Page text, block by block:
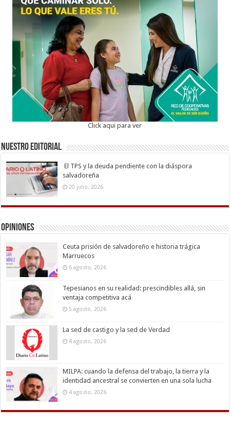
Click aqui para ver
Nuestro Editorial
El TPS y la deuda pendiente con la diáspora
salvadoreña
20 julio, 2026
Opiniones
Ceuta prisión de salvadoreño e historia trágica
Marruecos
6 agosto, 2026
Tepesianos en su realidad: prescindibles allá, sin
ventaja competitiva acá
5 agosto, 2026
La sed de castigo y la sed de Verdad
4 agosto, 2026
MILPA: cuando la defensa del trabajo, la tierra y la
identidad ancestral se convierten en una sola lucha
4 agosto, 2026